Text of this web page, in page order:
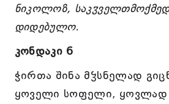
ნიკოლოზ,
დიდებულო.
კონდაკი 6
ჭირთა შინა მჴსნელად
ყოველი სოფელი, ყოვლად